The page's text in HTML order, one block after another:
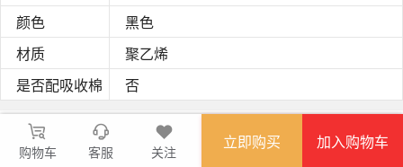
颜色 黑色
材质 聚乙烯
是否配吸收棉 否
图文详情
结构坚固：防溢板和盛漏托盘（防漏托盘）均采用了注塑成型工
购物车 客服 关注
立即购买 加入购物车